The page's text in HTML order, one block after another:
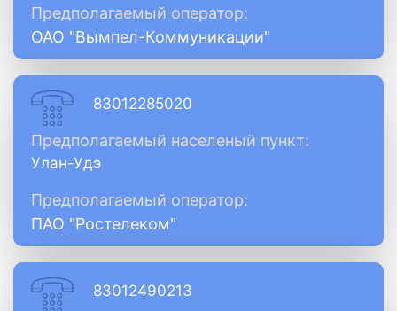
Предполагаемый оператор:
ОАО "Вымпел-Коммуникации"
83012285020
Предполагаемый населеный пункт:
Улан-Удэ
Предполагаемый оператор:
ПАО "Ростелеком"
83012490213